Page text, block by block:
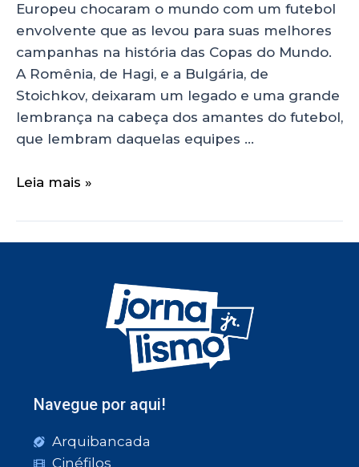
Europeu chocaram o mundo com um futebol
envolvente que as levou para suas melhores
campanhas na história das Copas do Mundo.
A Romênia, de Hagi, e a Bulgária, de
Stoichkov, deixaram um legado e uma grande
lembrança na cabeça dos amantes do futebol,
que lembram daquelas equipes …
Leia mais »
Navegue por aqui!
Arquibancada
Cinéfilos